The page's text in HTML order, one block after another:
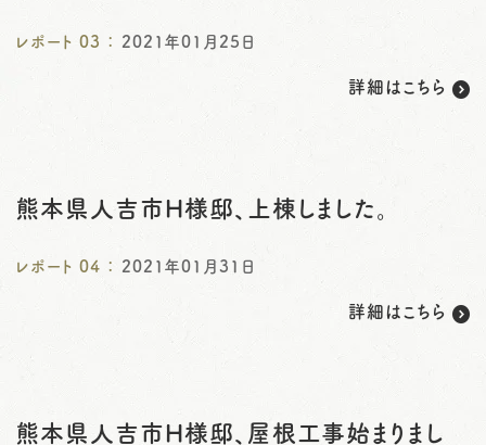
レポート 03 ： 2021年01月25日
詳細はこちら
熊本県人吉市H様邸、上棟しました。
レポート 04 ： 2021年01月31日
詳細はこちら
熊本県人吉市H様邸、屋根工事始まりまし